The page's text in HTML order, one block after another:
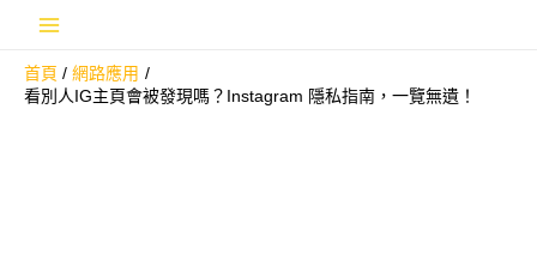
Menu
首頁
網路應用
看別人IG主頁會被發現嗎？Instagram 隱私指南，一覽無遺！